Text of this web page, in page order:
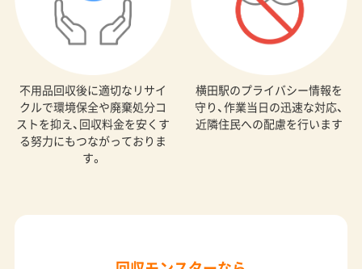
不用品回収後に適切なリサイ
クルで環境保全や廃棄処分コ
ストを抑え、回収料金を安くす
る努力にもつながっておりま
す。
横田駅のプライバシー情報を
守り、作業当日の迅速な対応、
近隣住民への配慮を行います